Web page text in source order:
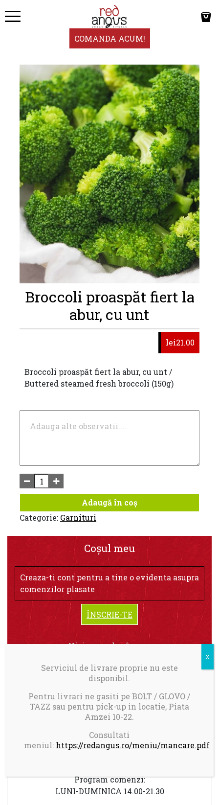
COMANDA ACUM!
Broccoli proaspăt fiert la
abur, cu unt
lei21.00
Broccoli proaspăt fiert la abur, cu unt /
Buttered steamed fresh broccoli (150g)
Adaugă în coș
Categorie: Garnituri
Coșul meu
Creaza-ti cont pentru a tine o evidenta asupra
comenzilor plasate
ÎNSCRIE-TE
Niciun produs în coș.
Livrare in Bucuresti.
Taxa transport 17 ron pentru comenzi mai
mici de 150 ron
Program comenzi:
LUNI-DUMINICA 14.00-21.30
Serviciul de livrare proprie nu este
disponibil.
Pentru livrari ne gasiti pe BOLT / GLOVO /
TAZZ sau pentru pick-up in locatie, Piata
Amzei 10-22.
Consultati
meniul: https://redangus.ro/meniu/mancare.pdf